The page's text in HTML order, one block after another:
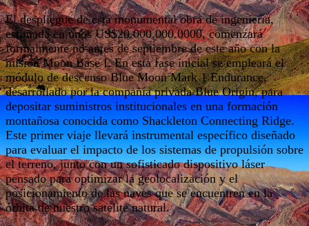
El despliegue de esta monumental obra de ingeniería,
estimada en unos US$20.000.000.0000, comenzará
formalmente no antes de septiembre de este año con la
misión Moon Base I. En esta fase inicial se empleará el
módulo de descenso Blue Moon Mark 1 Endurance,
desarrollado por la compañía privada Blue Origin, para
depositar suministros institucionales en una formación
montañosa conocida como Shackleton Connecting Ridge.
Este primer viaje llevará instrumental específico diseñado
para evaluar el impacto de los sistemas de propulsión sobre
el terreno, junto con un sofisticado dispositivo láser
pensado para optimizar la geolocalización y el
posicionamiento de las naves que se encuentren en la
órbita de nuestro satélite natural.